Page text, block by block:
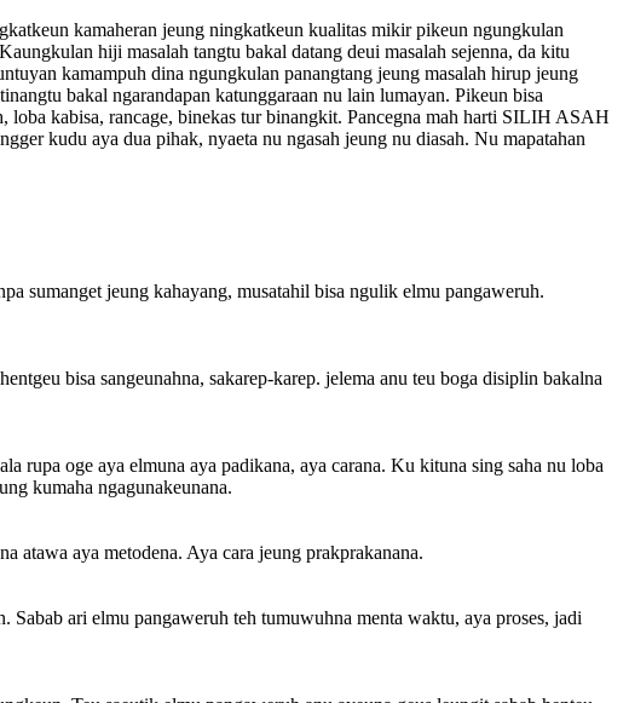
kamaheran jeung ningkatkeun kualitas mikir pikeun ngungkulan
hiji masalah tangtu bakal datang deui masalah sejenna, da kitu
kamampuh dina ngungkulan panangtang jeung masalah hirup jeung
bakal ngarandapan katunggaraan nu lain lumayan. Pikeun bisa
kabisa, rancage, binekas tur binangkit. Pancegna mah harti SILIH ASAH
kudu aya dua pihak, nyaeta nu ngasah jeung nu diasah. Nu mapatahan
sumanget jeung kahayang, musatahil bisa ngulik elmu pangaweruh.
bisa sangeunahna, sakarep-karep. jelema anu teu boga disiplin bakalna
rupa oge aya elmuna aya padikana, aya carana. Ku kituna sing saha nu loba
kumaha ngagunakeunana.
atawa aya metodena. Aya cara jeung prakprakanana.
Sabab ari elmu pangaweruh teh tumuwuhna menta waktu, aya proses, jadi